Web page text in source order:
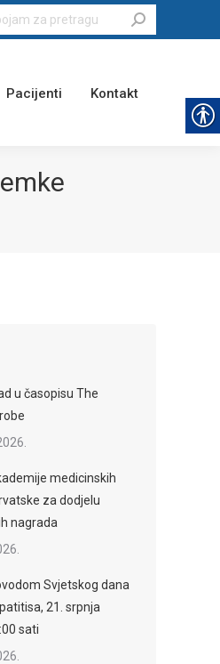
Pacijenti Kontakt
u časopisu The
medicinskih
za dodjelu
nagrada
Svjetskog dana
21. srpnja
sati